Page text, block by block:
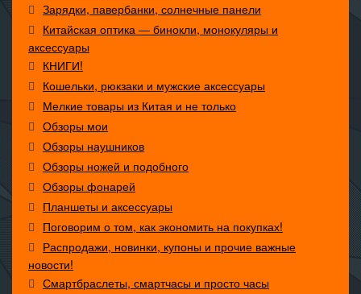
Зарядки, павербанки, солнечные панели
Китайская оптика — бинокли, монокуляры и
аксессуары
КНИГИ!
Кошельки, рюкзаки и мужские аксессуары
Мелкие товары из Китая и не только
Обзоры мои
Обзоры наушников
Обзоры ножей и подобного
Обзоры фонарей
Планшеты и аксессуары
Поговорим о том, как экономить на покупках!
Распродажи, новинки, купоны и прочие важные
новости!
Смартбраслеты, смартчасы и просто часы